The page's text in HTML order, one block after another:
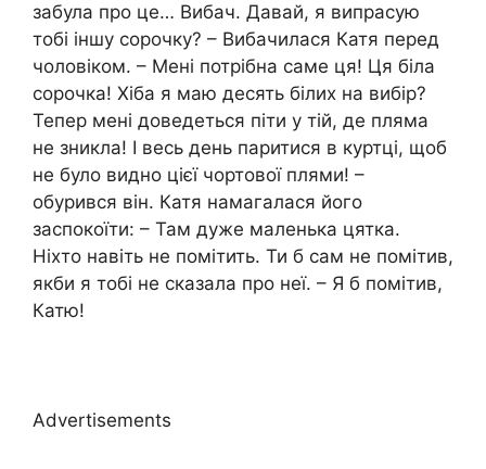
забула про це… Вибач. Давай, я випрасую
тобі іншу сорочку? – Вибачилася Катя перед
чоловіком. – Мені потрібна саме ця! Ця біла
сорочка! Хіба я маю десять білих на вибір?
Тепер мені доведеться піти у тій, де пляма
не зникла! І весь день паритися в куртці, щоб
не було видно цієї чортової плями! –
обурився він. Катя намагалася його
заспокоїти: – Там дуже маленька цятка.
Ніхто навіть не помітить. Ти б сам не помітив,
якби я тобі не сказала про неї. – Я б помітив,
Катю!
Advertisements